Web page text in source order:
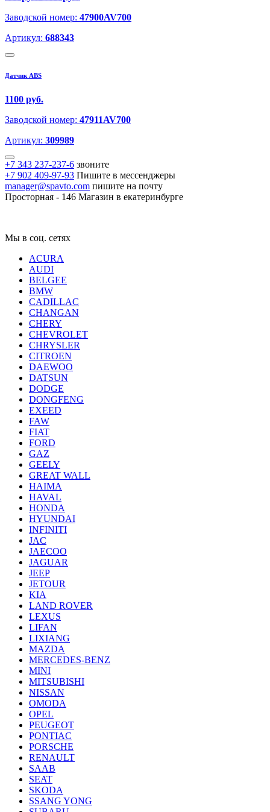
Заводской номер: 47900AV700
Артикул: 688343
Датчик ABS
1100 руб.
Заводской номер: 47911AV700
Артикул: 309989
+7 343 237-237-6 звоните
+7 902 409-97-93 Пишите в мессенджеры
manager@spavto.com пишите на почту
Просторная - 146 Магазин в екатеринбурге
Мы в соц. сетях
ACURA
AUDI
BELGEE
BMW
CADILLAC
CHANGAN
CHERY
CHEVROLET
CHRYSLER
CITROEN
DAEWOO
DATSUN
DODGE
DONGFENG
EXEED
FAW
FIAT
FORD
GAZ
GEELY
GREAT WALL
HAIMA
HAVAL
HONDA
HYUNDAI
INFINITI
JAC
JAECOO
JAGUAR
JEEP
JETOUR
KIA
LAND ROVER
LEXUS
LIFAN
LIXIANG
MAZDA
MERCEDES-BENZ
MINI
MITSUBISHI
NISSAN
OMODA
OPEL
PEUGEOT
PONTIAC
PORSCHE
RENAULT
SAAB
SEAT
SKODA
SSANG YONG